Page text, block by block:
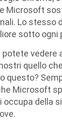
Microsoft
Lo stesso
sotto ogni
vedere
quello
questo?
Microsoft
occupa della